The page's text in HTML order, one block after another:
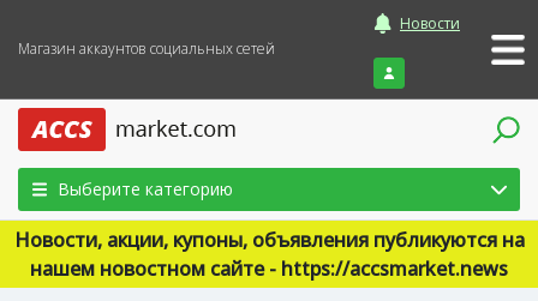
Магазин аккаунтов социальных сетей
Новости
Войти
Выберите категорию
Новости, акции, купоны, объявления публикуются на
нашем новостном сайте - https://accsmarket.news